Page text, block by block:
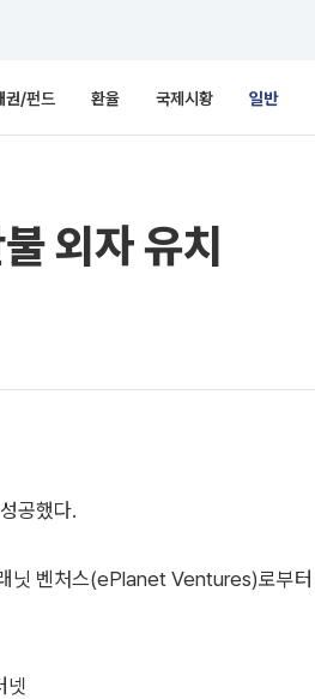
권/펀드 환율 국제시황 일반
외자 유치
공했다.
닛 벤처스(ePlanet Ventures)로부터
넷